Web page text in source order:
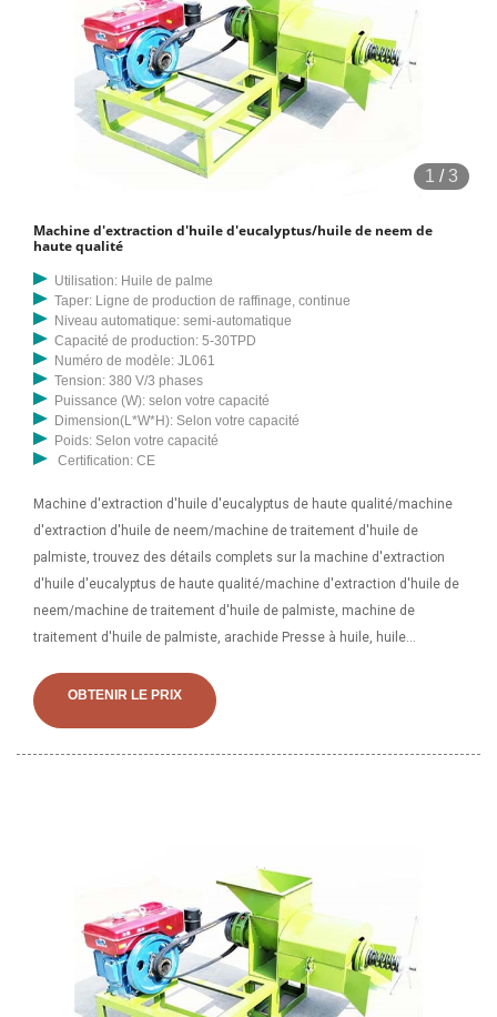
1 /3
Machine d'extraction d'huile d'eucalyptus/huile de neem de
haute qualité
Utilisation: Huile de palme
Taper: Ligne de production de raffinage, continue
Niveau automatique: semi-automatique
Capacité de production: 5-30TPD
Numéro de modèle: JL061
Tension: 380 V/3 phases
Puissance (W): selon votre capacité
Dimension(L*W*H): Selon votre capacité
Poids: Selon votre capacité
Certification: CE
Machine d'extraction d'huile d'eucalyptus de haute qualité/machine
d'extraction d'huile de neem/machine de traitement d'huile de
palmiste, trouvez des détails complets sur la machine d'extraction
d'huile d'eucalyptus de haute qualité/machine d'extraction d'huile de
neem/machine de traitement d'huile de palmiste, machine de
traitement d'huile de palmiste, arachide Presse à huile, huile
Machine de presse à huile à vis de palmiste/concasseur de
palmiste/machine de décorticage de palmiste, Trouvez des détails
OBTENIR LE PRIX